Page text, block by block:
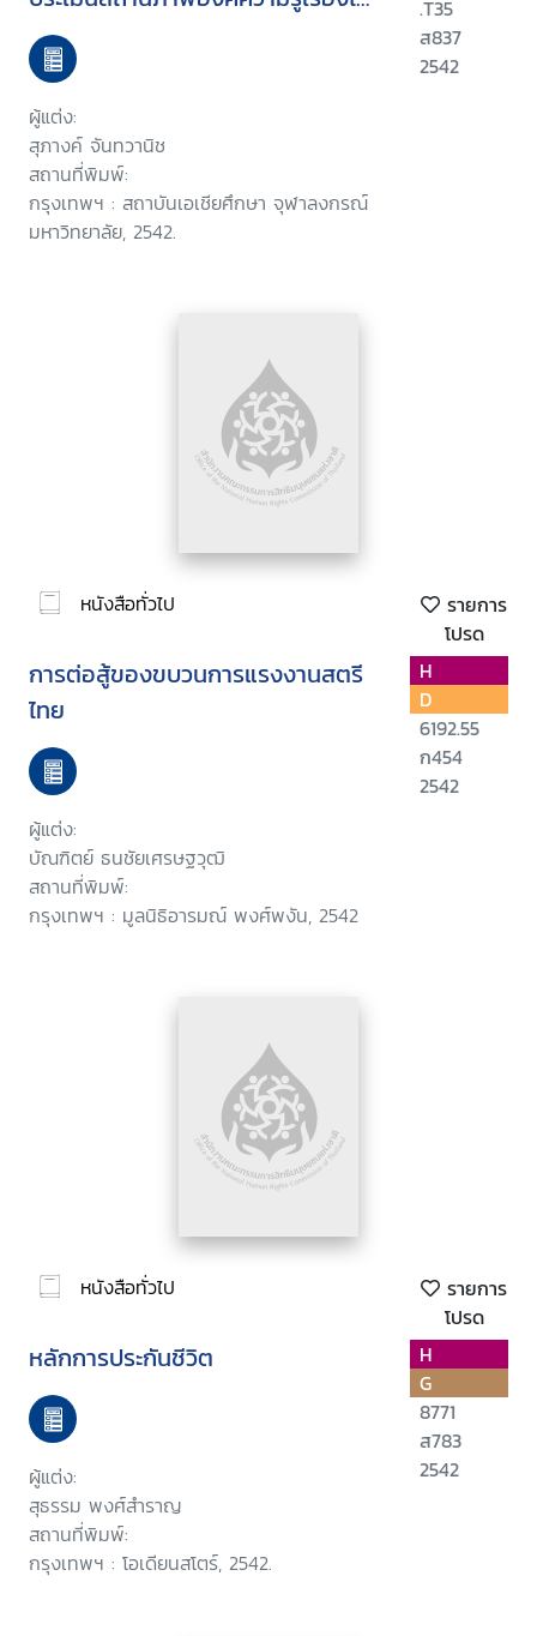
ศึกษา
ผู้แต่ง:
สุภางค์ จันทวานิช
สถานที่พิมพ์:
กรุงเทพฯ : สถาบันเอเชียศึกษา จุฬาลงกรณ์
มหาวิทยาลัย, 2542.
.T35
ส837
2542
หนังสือทั่วไป
รายการ
โปรด
การต่อสู้ของขบวนการแรงงานสตรี
ไทย
ผู้แต่ง:
บัณฑิตย์ ธนชัยเศรษฐวุฒิ
สถานที่พิมพ์:
กรุงเทพฯ : มูลนิธิอารมณ์ พงศ์พงัน, 2542
H
D
6192.55
ก454
2542
หนังสือทั่วไป
รายการ
โปรด
หลักการประกันชีวิต
ผู้แต่ง:
สุธรรม พงศ์สำราญ
สถานที่พิมพ์:
กรุงเทพฯ : โอเดียนสโตร์, 2542.
H
G
8771
ส783
2542